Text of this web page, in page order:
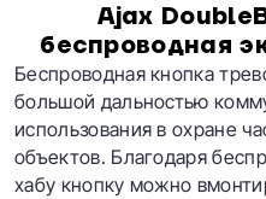
Ajax
беспроводная
Беспроводная кнопка
большой дальностью
использования в охране
объектов. Благодаря
хабу кнопку можно